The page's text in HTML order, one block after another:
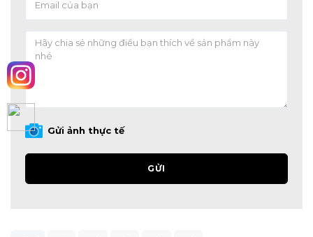
Gửi ảnh thực tế
GỬI